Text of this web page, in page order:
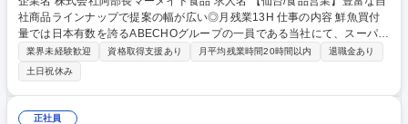
社商品ラインナップで提案の幅が広い◎月残業13H 仕事の内容 鮮魚買付
量では日本有数を誇るABECHOグループの一員である当社にて、スーパー
などの小売店を中心に営業をお任せします。入社後1～2か月程研修があり
ますので、業界未経験の方でもご安心ください。 【業務詳細について】■
営業種別…既存：新規＝8:2※商材はは全て阿部長商店の商品です。■範
囲…仙台圏を中心に東北地区等■顧客…スーパーなどの小売店 ■営業スタ
イル…顧客に対面営業【やりがい】■お客様の声を吸い上げ製品に反映す
業界未経験歓迎 資格取得支援あり 月平均残業時間20時間以内
退職金あり
土日祝休み
正社員